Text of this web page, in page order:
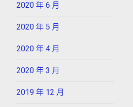
2020 年 6 月
2020 年 5 月
2020 年 4 月
2020 年 3 月
2019 年 12 月